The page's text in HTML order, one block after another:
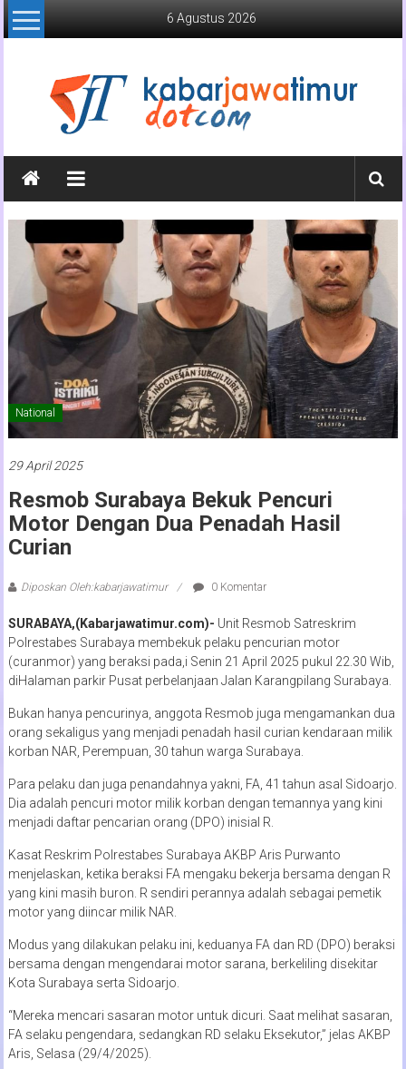
Lompat
ke
6 Agustus 2026
Kabar
Jawa
Timur
Media
Online
Jawa
Timur
National
29 April 2025
Resmob Surabaya Bekuk Pencuri
Motor Dengan Dua Penadah Hasil
Curian
Diposkan Oleh:kabarjawatimur 0 Komentar
SURABAYA,(Kabarjawatimur.com)- Unit Resmob Satreskrim
Polrestabes Surabaya membekuk pelaku pencurian motor
(curanmor) yang beraksi pada,i Senin 21 April 2025 pukul 22.30 Wib,
diHalaman parkir Pusat perbelanjaan Jalan Karangpilang Surabaya.
Bukan hanya pencurinya, anggota Resmob juga mengamankan dua
orang sekaligus yang menjadi penadah hasil curian kendaraan milik
korban NAR, Perempuan, 30 tahun warga Surabaya.
Para pelaku dan juga penandahnya yakni, FA, 41 tahun asal Sidoarjo.
Dia adalah pencuri motor milik korban dengan temannya yang kini
menjadi daftar pencarian orang (DPO) inisial R.
Kasat Reskrim Polrestabes Surabaya AKBP Aris Purwanto
menjelaskan, ketika beraksi FA mengaku bekerja bersama dengan R
yang kini masih buron. R sendiri perannya adalah sebagai pemetik
motor yang diincar milik NAR.
Modus yang dilakukan pelaku ini, keduanya FA dan RD (DPO) beraksi
bersama dengan mengendarai motor sarana, berkeliling disekitar
Kota Surabaya serta Sidoarjo.
“Mereka mencari sasaran motor untuk dicuri. Saat melihat sasaran,
FA selaku pengendara, sedangkan RD selaku Eksekutor,” jelas AKBP
Aris, Selasa (29/4/2025).